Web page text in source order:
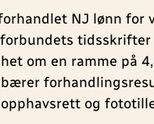
NJ lønn for
om en ramme på
og